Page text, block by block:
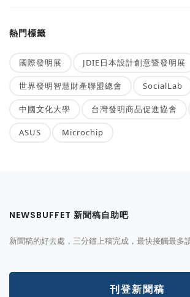
熱門標籤
國際發明展 JDIE日本設計創意暨發明展
世界發明智慧財產聯盟總會 SocialLab
中國文化大學 台灣發明商品促進協會
ASUS Microchip
NEWSBUFFET 新聞稿自助吧
新聞稿的好去處，三分鐘上稿完成，最快接觸最多
刊登新聞稿